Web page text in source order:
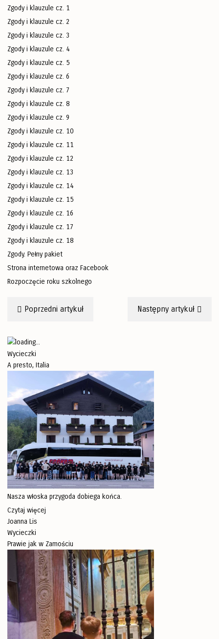
Zgody i klauzule cz. 1
Zgody i klauzule cz. 2
Zgody i klauzule cz. 3
Zgody i klauzule cz. 4
Zgody i klauzule cz. 5
Zgody i klauzule cz. 6
Zgody i klauzule cz. 7
Zgody i klauzule cz. 8
Zgody i klauzule cz. 9
Zgody i klauzule cz. 10
Zgody i klauzule cz. 11
Zgody i klauzule cz. 12
Zgody i klauzule cz. 13
Zgody i klauzule cz. 14
Zgody i klauzule cz. 15
Zgody i klauzule cz. 16
Zgody i klauzule cz. 17
Zgody i klauzule cz. 18
Zgody. Pełny pakiet
Strona internetowa oraz Facebook
Rozpoczęcie roku szkolnego
Poprzedni artykuł Następny artykuł
Wycieczki
A presto, Italia
Nasza włoska przygoda dobiega końca.
Czytaj więcej
Joanna Lis
Wycieczki
Prawie jak w Zamościu